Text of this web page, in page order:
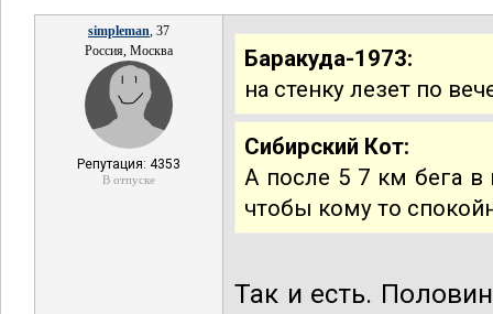
simpleman, 37
Россия, Москва
Репутация: 4353
В отпуске
Баракуда-1973:
на стенку лезет по
Сибирский Кот:
А после 5 7 км бега в
чтобы кому то
Так и есть.